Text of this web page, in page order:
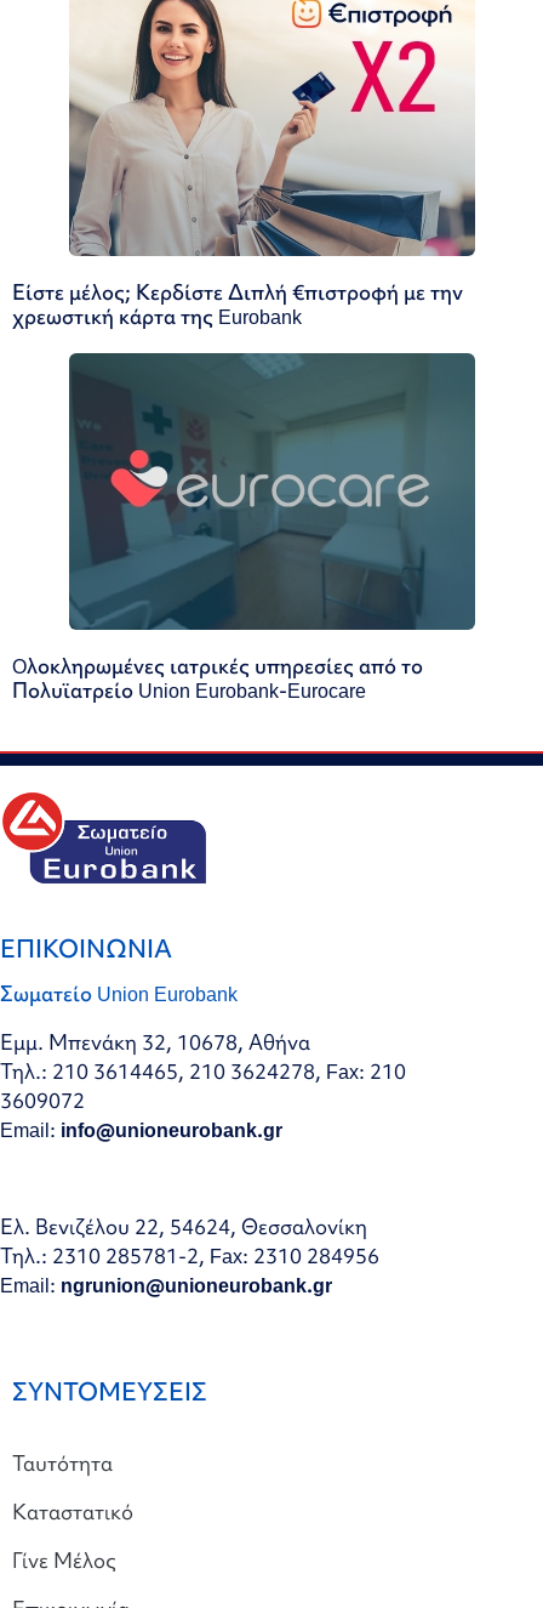
Είστε μέλος; Κερδίστε Διπλή €πιστροφή με την
χρεωστική κάρτα της Eurobank
Oλοκληρωμένες ιατρικές υπηρεσίες από το
Πολυϊατρείο Union Eurobank-Eurocare
ΕΠΙΚΟΙΝΩΝΙΑ
Σωματείο Union Eurobank
Εμμ. Μπενάκη 32, 10678, Αθήνα
Τηλ.: 210 3614465, 210 3624278, Fax: 210
3609072
Email: info@unioneurobank.gr
Ελ. Βενιζέλου 22, 54624, Θεσσαλονίκη
Τηλ.: 2310 285781-2, Fax: 2310 284956
Email: ngrunion@unioneurobank.gr
ΣΥΝΤΟΜΕΥΣΕΙΣ
Ταυτότητα
Καταστατικό
Γίνε Μέλος